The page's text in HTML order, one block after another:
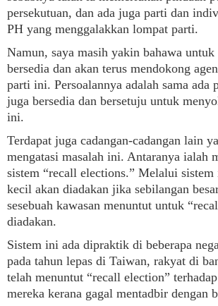
persekutuan, dan ada juga parti dan
PH yang menggalakkan lompat parti.
Namun, saya masih yakin bahawa
bersedia dan akan terus mendokong
parti ini. Persoalannya adalah sama ada
juga bersedia dan bersetuju untuk
ini.
Terdapat juga cadangan-cadangan lain
mengatasi masalah ini. Antaranya ialah
sistem “recall elections.” Melalui
kecil akan diadakan jika sebilangan
sesebuah kawasan menuntut untuk
diadakan.
Sistem ini ada dipraktik di beberapa
pada tahun lepas di Taiwan, rakyat di
telah menuntut “recall election”
mereka kerana gagal mentadbir dengan